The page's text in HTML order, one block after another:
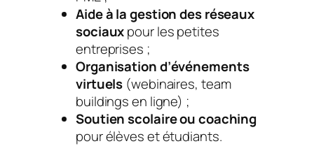
Aide à la gestion des réseaux
sociauxpour les petites
entreprises ;
Organisation d’événements
virtuels (webinaires, team
buildings en ligne) ;
Soutien scolaire ou coaching
pour élèves et étudiants.